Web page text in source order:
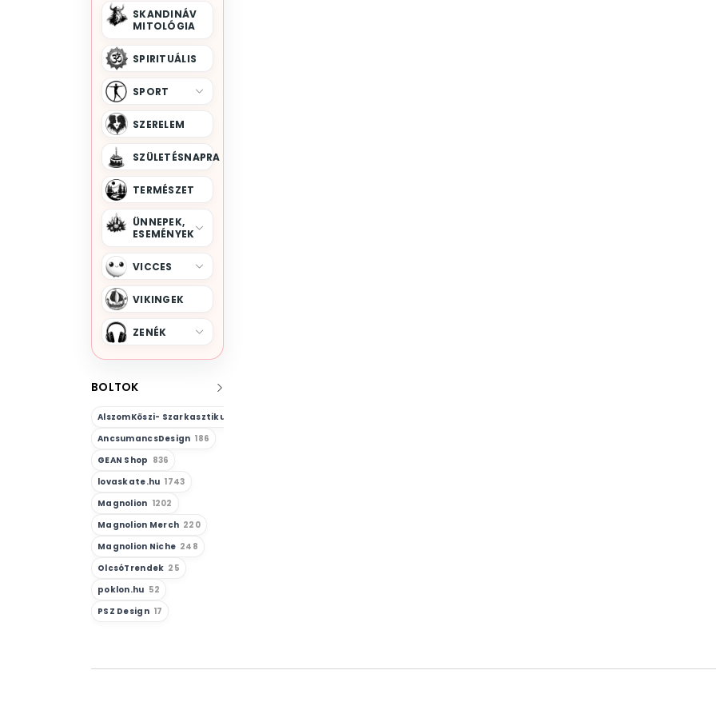
SKANDINÁV
MITOLÓGIA
SPIRITUÁLIS
SPORT
SZERELEM
SZÜLETÉSNAPRA
TERMÉSZET
ÜNNEPEK,
ESEMÉNYEK
VICCES
VIKINGEK
ZENÉK
BOLTOK
AlszomKöszi- Szarkasztikus-Vicces-Önazonos
AncsumancsDesign 186
GEAN Shop 836
lovaskate.hu 1743
Magnolion 1202
Magnolion Merch 220
Magnolion Niche 248
OlcsóTrendek 25
poklon.hu 52
PSZ Design 17